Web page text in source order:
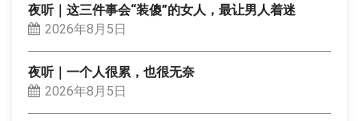
夜听｜这三件事会“装傻”的女人，最让男人着迷
2026年8月5日
夜听｜一个人很累，也很无奈
2026年8月5日